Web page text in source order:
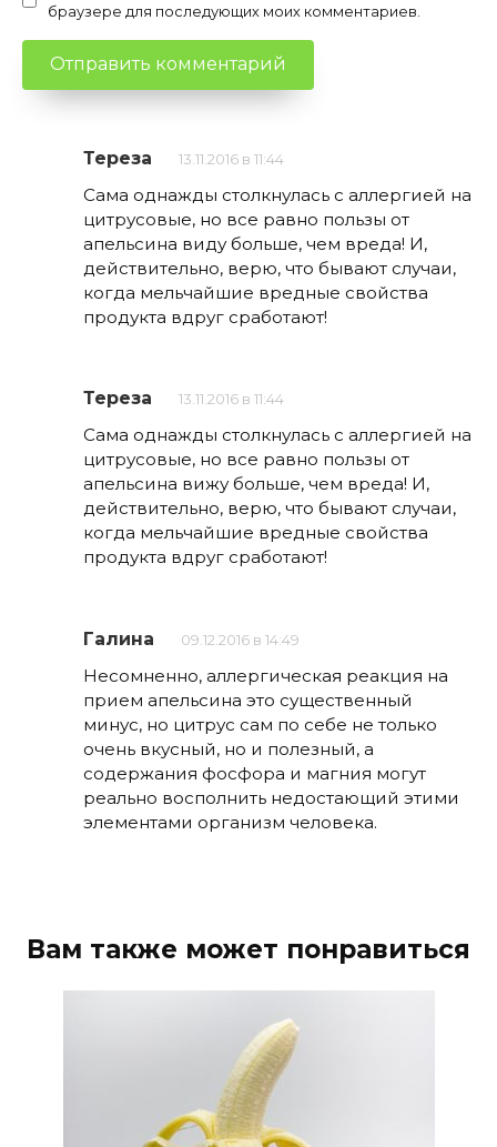
браузере для последующих моих комментариев.
Тереза 13.11.2016 в 11:44
Сама однажды столкнулась с аллергией на
цитрусовые, но все равно пользы от
апельсина виду больше, чем вреда! И,
действительно, верю, что бывают случаи,
когда мельчайшие вредные свойства
продукта вдруг сработают!
Тереза 13.11.2016 в 11:44
Сама однажды столкнулась с аллергией на
цитрусовые, но все равно пользы от
апельсина вижу больше, чем вреда! И,
действительно, верю, что бывают случаи,
когда мельчайшие вредные свойства
продукта вдруг сработают!
Галина 09.12.2016 в 14:49
Несомненно, аллергическая реакция на
прием апельсина это существенный
минус, но цитрус сам по себе не только
очень вкусный, но и полезный, а
содержания фосфора и магния могут
реально восполнить недостающий этими
элементами организм человека.
Вам также может понравиться